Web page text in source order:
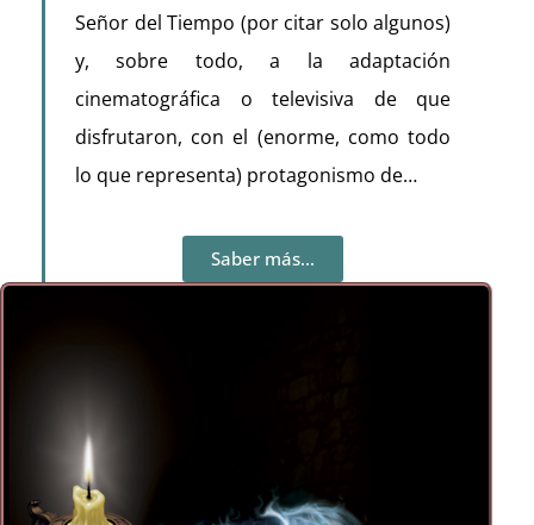
Señor del Tiempo (por citar solo algunos)
y, sobre todo, a la adaptación
cinematográfica o televisiva de que
disfrutaron, con el (enorme, como todo
lo que representa) protagonismo de…
Saber más...